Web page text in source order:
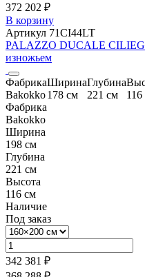
372 202 ₽
В корзину
Артикул 71CI44LT
PALAZZO DUCALE
изножьем
Фабрика
Bakokko
Ширина
178 см
Глубина
221 см
Фабрика
Bakokko
Ширина
198 см
Глубина
221 см
Высота
116 см
Наличие
Под заказ
342 381 ₽